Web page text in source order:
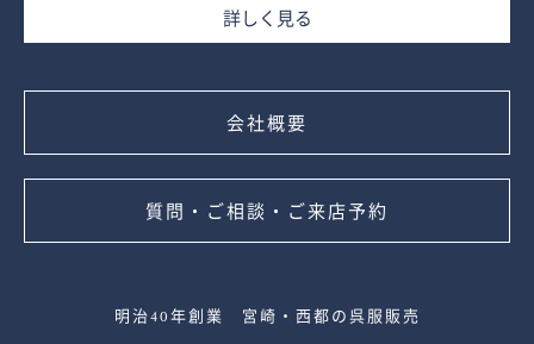
詳しく見る
会社概要
質問・ご相談・ご来店予約
明治40年創業 宮崎・西都の呉服販売